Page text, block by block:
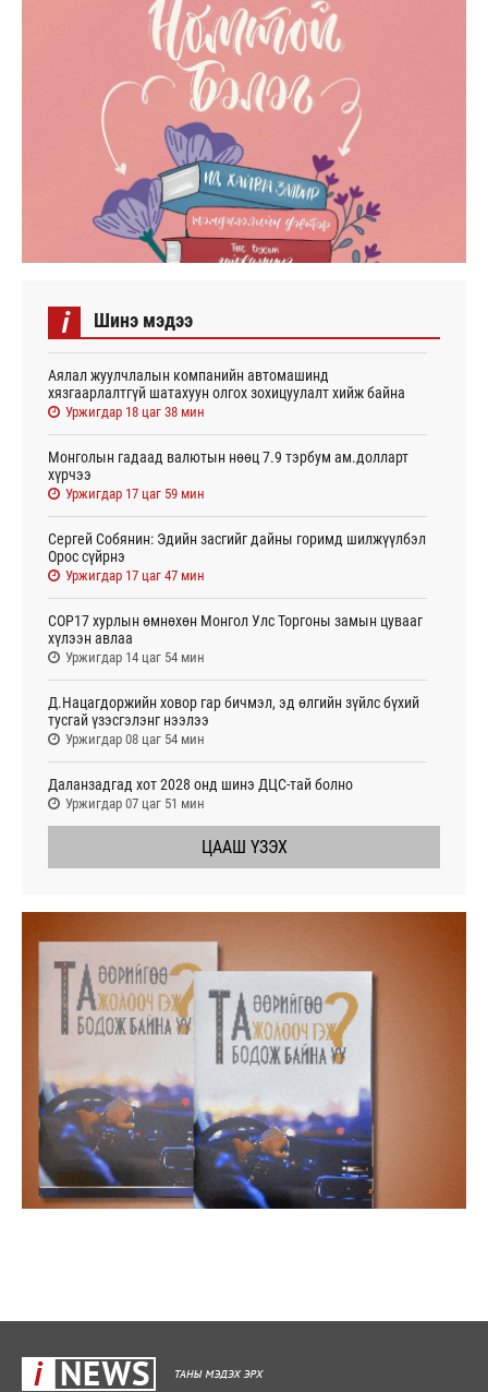
i Шинэ мэдээ
Аялал жуулчлалын компанийн автомашинд
хязгаарлалтгүй шатахуун олгох зохицуулалт хийж байна
Уржигдар 18 цаг 38 мин
Монголын гадаад валютын нөөц 7.9 тэрбум ам.долларт
хүрчээ
Уржигдар 17 цаг 59 мин
Сергей Собянин: Эдийн засгийг дайны горимд шилжүүлбэл
Орос сүйрнэ
Уржигдар 17 цаг 47 мин
COP17 хурлын өмнөхөн Монгол Улс Торгоны замын цувааг
хүлээн авлаа
Уржигдар 14 цаг 54 мин
Д.Нацагдоржийн ховор гар бичмэл, эд өлгийн зүйлс бүхий
тусгай үзэсгэлэнг нээлээ
Уржигдар 08 цаг 54 мин
Даланзадгад хот 2028 онд шинэ ДЦС-тай болно
Уржигдар 07 цаг 51 мин
ЦААШ ҮЗЭХ